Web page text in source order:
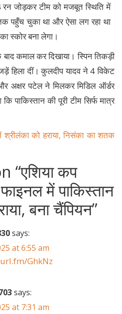
जोड़कर टीम को मजबूत स्थिति में
पहुँच चुका था और ऐसा लग रहा था
स्कोर बना लेगा।
कमाल कर दिखाया। स्पिन तिकड़ी
हिला दीं। कुलदीप यादव ने 4 विकेट
अक्षर पटेल ने मिलकर मिडिल ऑर्डर
पाकिस्तान की पूरी टीम सिर्फ मात्र
को हराया, निसंका का शतक
“एशिया कप
में पाकिस्तान
बना चैंपियन”
says:
at 6:55 am
GhkNz
says:
at 7:31 am